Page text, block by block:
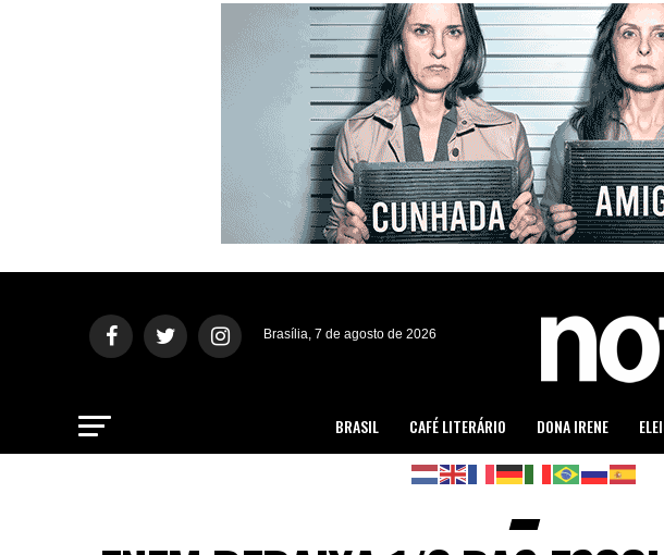
Brasília, 7 de agosto de 2026
BRASIL CAFÉ LITERÁRIO DONA IRENE